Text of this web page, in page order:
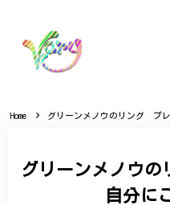
Home グリーンメノウのリング プ
グリーンメノウ
自分に